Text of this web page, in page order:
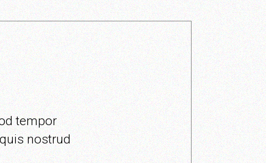
tempor
nostrud